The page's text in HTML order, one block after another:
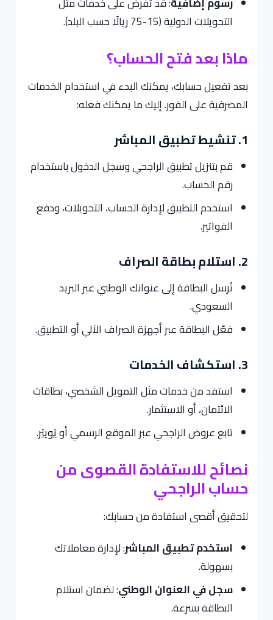
التحويلات الدولية (15-75 ريالًا حسب البلد).
ماذا بعد فتح الحساب؟
بعد تفعيل حسابك، يمكنك البدء في استخدام الخدمات
المصرفية على الفور. إليك ما يمكنك فعله:
1. تنشيط تطبيق المباشر
قم بتنزيل تطبيق الراجحي وسجل الدخول باستخدام
رقم الحساب.
استخدم التطبيق لإدارة الحساب، التحويلات، ودفع
الفواتير.
2. استلام بطاقة الصراف
تُرسل البطاقة إلى عنوانك الوطني عبر البريد
السعودي.
فعّل البطاقة عبر أجهزة الصراف الآلي أو التطبيق.
3. استكشاف الخدمات
استفد من خدمات مثل التمويل الشخصي، بطاقات
الائتمان، أو الاستثمار.
تابع عروض الراجحي عبر الموقع الرسمي أوتويتر.
نصائح للاستفادة القصوى من
حساب الراجحي
لتحقيق أقصى استفادة من حسابك:
استخدم تطبيق المباشر: لإدارة معاملاتك
بسهولة.
سجل في العنوان الوطني: لضمان استلام
البطاقة بسرعة.